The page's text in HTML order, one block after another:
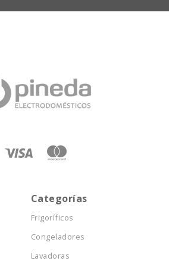
Categorías
Frigoríficos
Congeladores
Lavadoras